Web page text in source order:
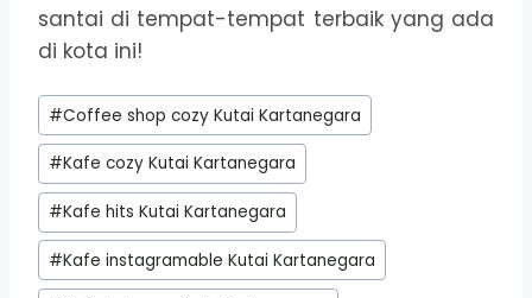
santai di tempat-tempat terbaik yang ada
di kota ini!
Post
Tags:
#Coffee shop cozy Kutai Kartanegara
#Kafe cozy Kutai Kartanegara
#Kafe hits Kutai Kartanegara
#Kafe instagramable Kutai Kartanegara